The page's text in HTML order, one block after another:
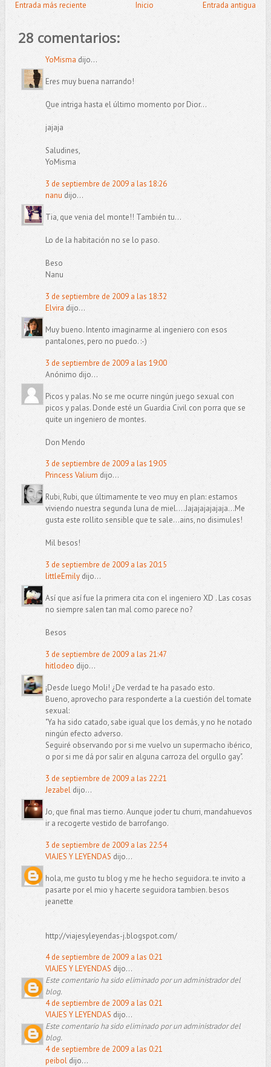
Entrada más reciente Entrada antigua
Inicio
28 comentarios:
YoMisma dijo...
Eres muy buena narrando!
Que intriga hasta el último momento por Dior...
jajaja
Saludines,
YoMisma
3 de septiembre de 2009 a las 18:26
nanu dijo...
Tia, que venia del monte!! También tu...
Lo de la habitación no se lo paso.
Beso
Nanu
3 de septiembre de 2009 a las 18:32
Elvira dijo...
Muy bueno. Intento imaginarme al ingeniero con esos
pantalones, pero no puedo. :-)
3 de septiembre de 2009 a las 19:00
Anónimo dijo...
Picos y palas. No se me ocurre ningún juego sexual con
picos y palas. Donde esté un Guardia Civil con porra que se
quite un ingeniero de montes.
Don Mendo
3 de septiembre de 2009 a las 19:05
Princess Valium dijo...
Rubi, Rubi, que últimamente te veo muy en plan: estamos
viviendo nuestra segunda luna de miel....Jajajajajajaja...Me
gusta este rollito sensible que te sale...ains, no disimules!
Mil besos!
3 de septiembre de 2009 a las 20:15
littleEmilydijo...
Así que así fue la primera cita con el ingeniero XD . Las cosas
no siempre salen tan mal como parece no?
Besos
3 de septiembre de 2009 a las 21:47
hitlodeo dijo...
¡Desde luego Moli! ¿De verdad te ha pasado esto.
Bueno, aprovecho para responderte a la cuestión del tomate
sexual:
"Ya ha sido catado, sabe igual que los demás, y no he notado
ningún efecto adverso.
Seguiré observando por si me vuelvo un supermacho ibérico,
o por si me dá por salir en alguna carroza del orgullo gay".
3 de septiembre de 2009 a las 22:21
Jezabeldijo...
Jo, que final mas tierno. Aunque joder tu churri, mandahuevos
ir a recogerte vestido de barrofango.
3 de septiembre de 2009 a las 22:54
VIAJES Y LEYENDAS dijo...
hola, me gusto tu blog y me he hecho seguidora. te invito a
pasarte por el mio y hacerte seguidora tambien. besos
jeanette
http://viajesyleyendas-j.blogspot.com/
4 de septiembre de 2009 a las 0:21
VIAJES Y LEYENDAS dijo...
Este comentario ha sido eliminado por un administrador del
blog.
4 de septiembre de 2009 a las 0:21
VIAJES Y LEYENDAS dijo...
Este comentario ha sido eliminado por un administrador del
blog.
4 de septiembre de 2009 a las 0:21
peiboldijo...